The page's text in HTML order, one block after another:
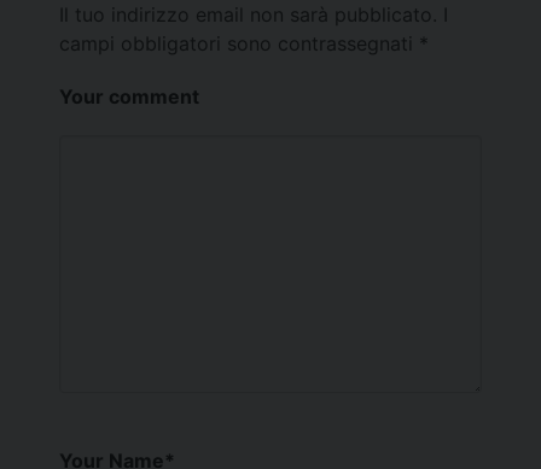
Il tuo indirizzo email non sarà pubblicato.
campi obbligatori sono contrassegnati *
Your comment
Your Name*